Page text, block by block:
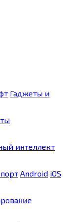
Гаджеты и
интеллект
Android iOS